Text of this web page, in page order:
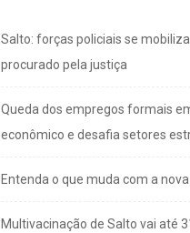
Salto: forças policiais se
procurado pela justiça
Queda dos empregos formais
econômico e desafia setores
Entenda o que muda com a
Multivacinação de Salto vai até